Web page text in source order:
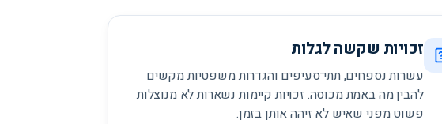
זכויות שקשה לגלות
עשרות נספחים, תתי־סעיפים והגדרות משפטיות מקשים
להבין מה באמת מכוסה. זכויות קיימות נשארות לא מנוצלות
פשוט מפני שאיש לא זיהה אותן בזמן.